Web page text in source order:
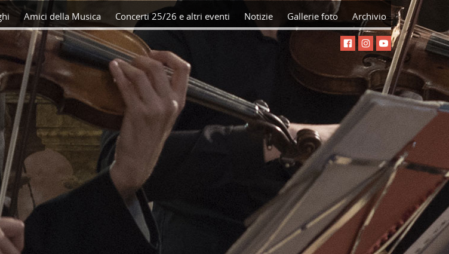
Amici della Musica Concerti 25/26 e altri eventi Notizie Gallerie foto Archivio